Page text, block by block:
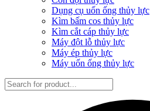
Dụng cụ uốn ống thủy lực
Kìm bấm cos thủy lực
Kìm cắt cáp thủy lực
Máy đột lỗ thủy lực
Máy ép thủy lực
Máy uốn ống thủy lực